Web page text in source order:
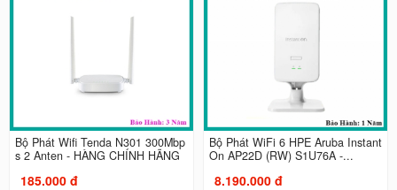
Bộ Phát Wifi Tenda N301 300Mbp
s 2 Anten - HÀNG CHÍNH HÃNG
185.000 đ
Bộ Phát WiFi 6 HPE Aruba Instant
On AP22D (RW) S1U76A -...
8.190.000 đ